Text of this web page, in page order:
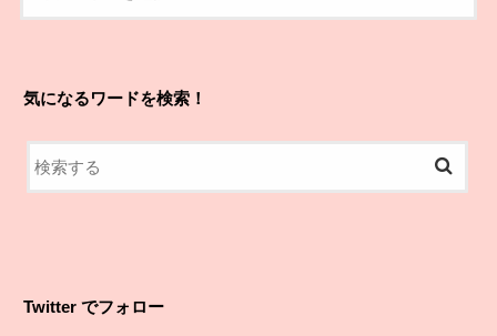
気になるワードを検索！
Twitter でフォロー